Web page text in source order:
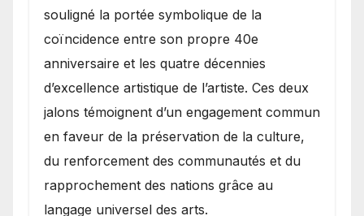
souligné la portée symbolique de la
coïncidence entre son propre 40e
anniversaire et les quatre décennies
d’excellence artistique de l’artiste. Ces deux
jalons témoignent d’un engagement commun
en faveur de la préservation de la culture,
du renforcement des communautés et du
rapprochement des nations grâce au
langage universel des arts.